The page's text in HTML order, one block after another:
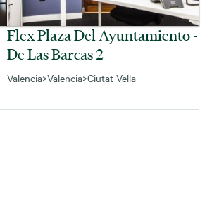
Flex Plaza Del Ayuntamiento -
De Las Barcas 2
Valencia>Valencia>Ciutat Vella